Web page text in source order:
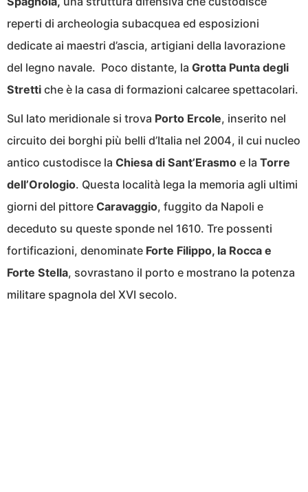
reperti di archeologia subacquea ed esposizioni
dedicate ai maestri d’ascia, artigiani della lavorazione
del legno navale. Poco distante, la Grotta Punta degli
Stretti che è la casa di formazioni calcaree spettacolari.
Sul lato meridionale si trova Porto Ercole, inserito nel
circuito dei borghi più belli d’Italia nel 2004, il cui nucleo
antico custodisce la Chiesa di Sant’Erasmo e la Torre
dell’Orologio. Questa località lega la memoria agli ultimi
giorni del pittore Caravaggio, fuggito da Napoli e
deceduto su queste sponde nel 1610. Tre possenti
fortificazioni, denominate Forte Filippo, la Rocca e
Forte Stella, sovrastano il porto e mostrano la potenza
militare spagnola del XVI secolo.